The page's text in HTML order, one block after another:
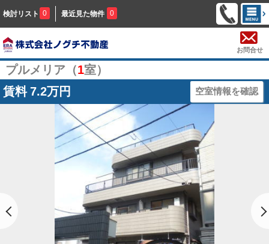
検討リスト 0 最近見た物件 0
お問合せ
プルメリア（1室）
賃料 7.2万円 空室情報を確認